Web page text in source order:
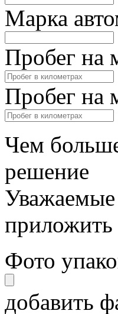
Марка
Пробег на
Пробег на
Чем
решение
Уважаемые
приложить
Фото
добавить